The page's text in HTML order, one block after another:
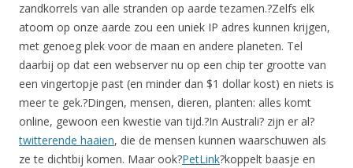
zandkorrels van alle stranden op aarde tezamen.?Zelfs elk
atoom op onze aarde zou een uniek IP adres kunnen krijgen,
met genoeg plek voor de maan en andere planeten. Tel
daarbij op dat een webserver nu op een chip ter grootte van
een vingertopje past (en minder dan $1 dollar kost) en niets is
meer te gek.?Dingen, mensen, dieren, planten: alles komt
online, gewoon een kwestie van tijd.?In Australi? zijn er al?
twitterende haaien, die de mensen kunnen waarschuwen als
ze te dichtbij komen. Maar ook?PetLink?koppelt baasje en